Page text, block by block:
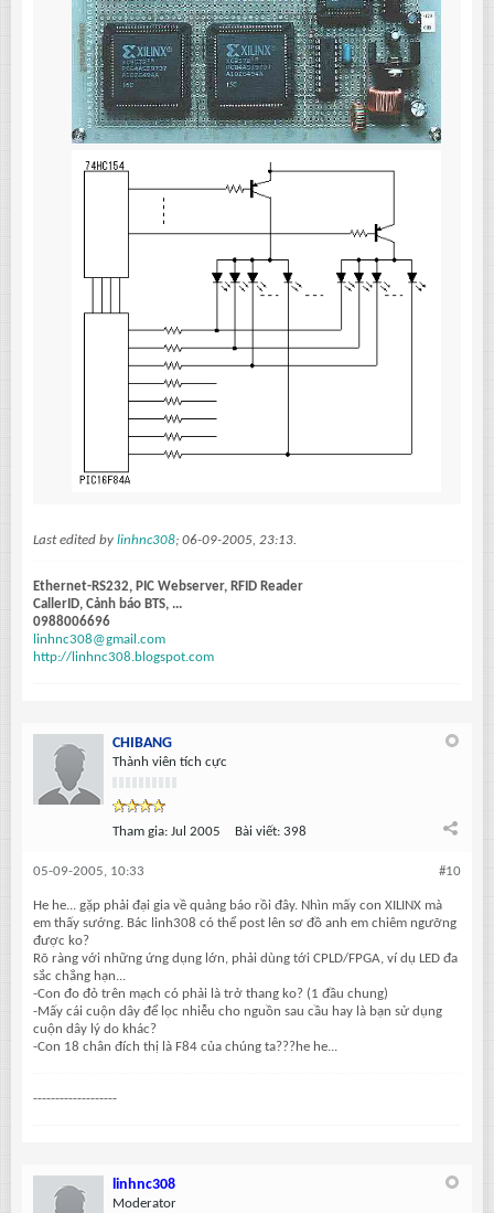
Last edited by linhnc308; 06-09-2005, 23:13.
Ethernet-RS232, PIC Webserver, RFID Reader
CallerID, Cảnh báo BTS, ...
0988006696
linhnc308@gmail.com
http://linhnc308.blogspot.com
CHIBANG
Thành viên tích cực
Tham gia: Jul 2005 Bài viết: 398
#10
05-09-2005, 10:33
He he... gặp phải đại gia về quảng báo rồi đây. Nhìn mấy con XILINX mà
em thấy sướng. Bác linh308 có thể post lên sơ đồ anh em chiêm ngưỡng
được ko?
Rõ ràng với những ứng dụng lớn, phải dùng tới CPLD/FPGA, ví dụ LED đa
sắc chẳng hạn...
-Con đo đỏ trên mạch có phải là trở thang ko? (1 đầu chung)
-Mấy cái cuộn dây để lọc nhiễu cho nguồn sau cầu hay là bạn sử dụng
cuộn dây lý do khác?
-Con 18 chân đích thị là F84 của chúng ta???he he...
-------------------
linhnc308
Moderator